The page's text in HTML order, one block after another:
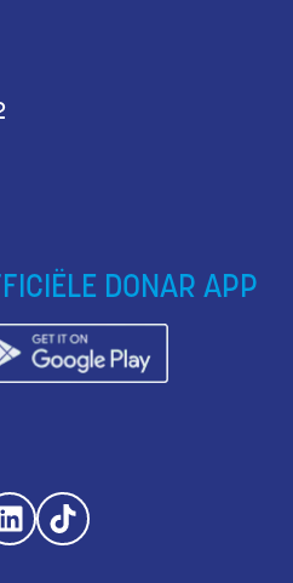
DONAR APP